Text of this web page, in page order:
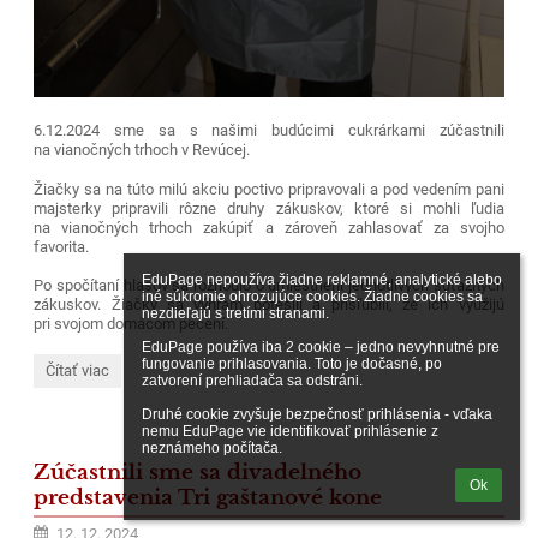
EduPage nepoužíva žiadne reklamné, analytické alebo
iné súkromie ohrozujúce cookies. Žiadne cookies sa
nezdieľajú s tretími stranami.
EduPage používa iba 2 cookie – jedno nevyhnutné pre
fungovanie prihlasovania. Toto je dočasné, po
zatvorení prehliadača sa odstráni.
Druhé cookie zvyšuje bezpečnosť prihlásenia - vďaka
nemu EduPage vie identifikovať prihlásenie z
neznámeho počítača.
Ok
6.12.2024
sme sa s našimi budúcimi cukrárkami zúčastnili
na vianočných trhoch v Revúcej.
Žiačky sa na túto milú akciu poctivo pripravovali a pod vedením pani
majsterky pripravili rôzne druhy zákuskov, ktoré si mohli ľudia
na vianočných trhoch zakúpiť a zároveň zahlasovať za svojho
favorita.
Po spočítaní hlasov sa rozhodlo o umiestnení jednotlivých súťažných
zákuskov. Žiačky sa výhram potešili a prisľúbili, že ich využijú
pri svojom domácom pečení.
Cukrárky
Čítať viac
Zúčastnili sme sa divadelného
predstavenia Tri gaštanové kone
12. 12. 2024